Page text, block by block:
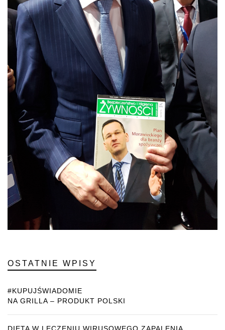
OSTATNIE WPISY
#KUPUJŚWIADOMIE
NA GRILLA – PRODUKT POLSKI
DIETA W LECZENIU WIRUSOWEGO ZAPALENIA